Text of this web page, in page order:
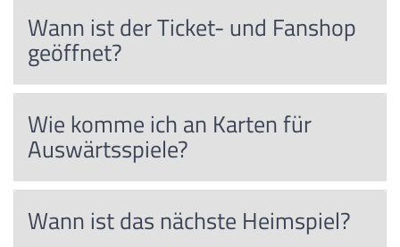
Wann ist der Ticket- und Fanshop
geöffnet?
Wie komme ich an Karten für
Auswärtsspiele?
Wann ist das nächste Heimspiel?